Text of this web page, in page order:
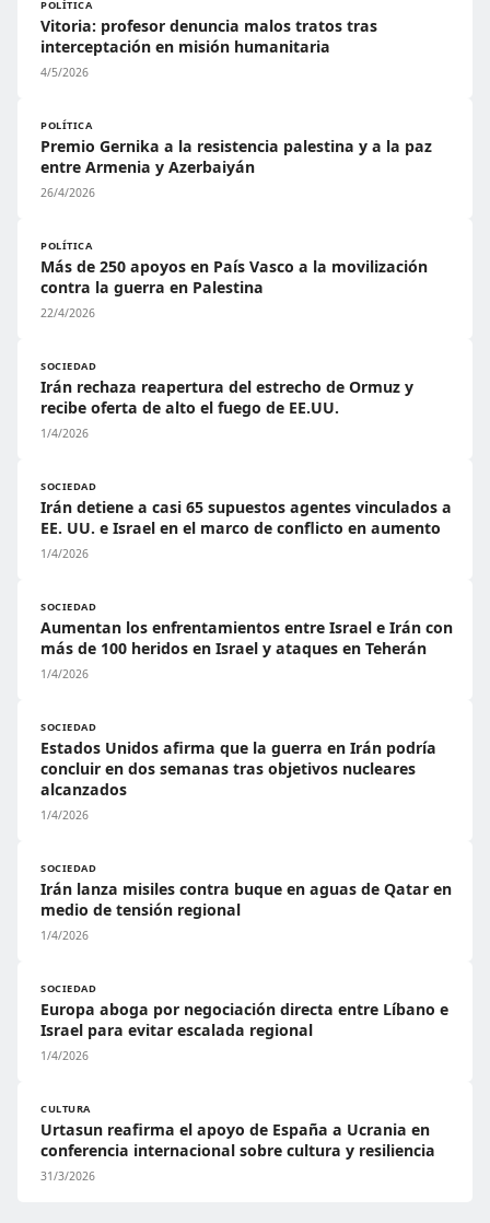
POLÍTICA
Vitoria: profesor denuncia malos tratos tras
interceptación en misión humanitaria
4/5/2026
POLÍTICA
Premio Gernika a la resistencia palestina y a la paz
entre Armenia y Azerbaiyán
26/4/2026
POLÍTICA
Más de 250 apoyos en País Vasco a la movilización
contra la guerra en Palestina
22/4/2026
SOCIEDAD
Irán rechaza reapertura del estrecho de Ormuz y
recibe oferta de alto el fuego de EE.UU.
1/4/2026
SOCIEDAD
Irán detiene a casi 65 supuestos agentes vinculados a
EE. UU. e Israel en el marco de conflicto en aumento
1/4/2026
SOCIEDAD
Aumentan los enfrentamientos entre Israel e Irán con
más de 100 heridos en Israel y ataques en Teherán
1/4/2026
SOCIEDAD
Estados Unidos afirma que la guerra en Irán podría
concluir en dos semanas tras objetivos nucleares
alcanzados
1/4/2026
SOCIEDAD
Irán lanza misiles contra buque en aguas de Qatar en
medio de tensión regional
1/4/2026
SOCIEDAD
Europa aboga por negociación directa entre Líbano e
Israel para evitar escalada regional
1/4/2026
CULTURA
Urtasun reafirma el apoyo de España a Ucrania en
conferencia internacional sobre cultura y resiliencia
31/3/2026